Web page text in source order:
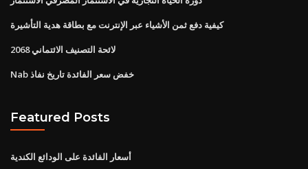
كيفية دفع ثمن الأشياء عبر الإنترنت مع بطاقة هدية التأشيرة
لائحة التصنيف الائتماني 2068
Nab خفض سعر الفائدة تاريخ نفاذ
Featured Posts
أسعار الفائدة على الودائع الكندية